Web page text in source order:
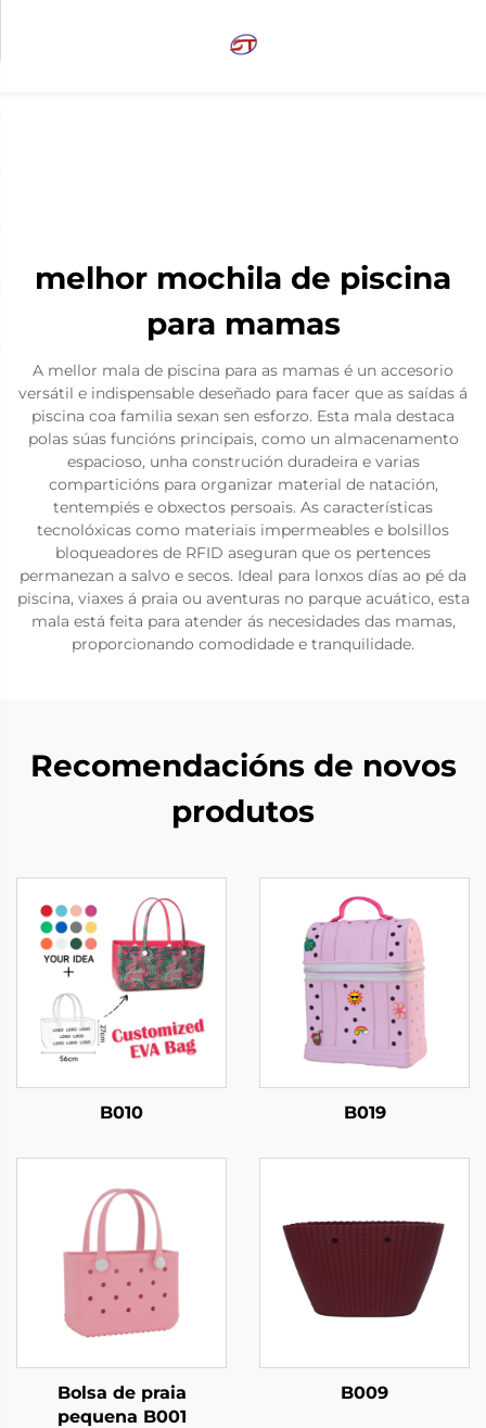
melhor mochila de piscina
para mamas
A mellor mala de piscina para as mamas é un accesorio
versátil e indispensable deseñado para facer que as saídas á
piscina coa familia sexan sen esforzo. Esta mala destaca
polas súas funcións principais, como un almacenamento
espacioso, unha construción duradeira e varias
comparticións para organizar material de natación,
tentempiés e obxectos persoais. As características
tecnolóxicas como materiais impermeables e bolsillos
bloqueadores de RFID aseguran que os pertences
permanezan a salvo e secos. Ideal para lonxos días ao pé da
piscina, viaxes á praia ou aventuras no parque acuático, esta
mala está feita para atender ás necesidades das mamas,
proporcionando comodidade e tranquilidade.
Recomendacións de novos
produtos
B010 B019
Bolsa de praia
pequena B001
B009